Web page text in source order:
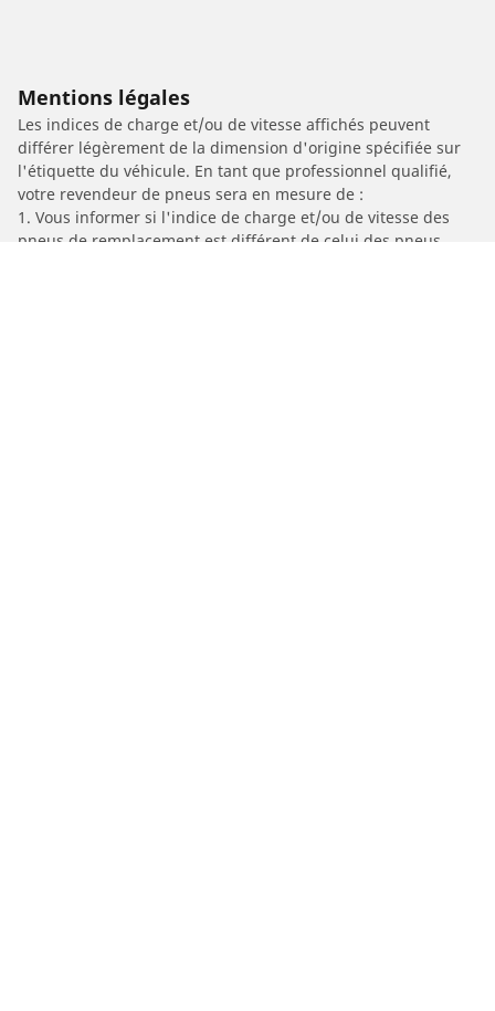
Mentions légales
Les indices de charge et/ou de vitesse affichés peuvent
différer légèrement de la dimension d'origine spécifiée sur
l'étiquette du véhicule. En tant que professionnel qualifié,
votre revendeur de pneus sera en mesure de :
1. Vous informer si l'indice de charge et/ou de vitesse des
pneus de remplacement est différent de celui des pneus